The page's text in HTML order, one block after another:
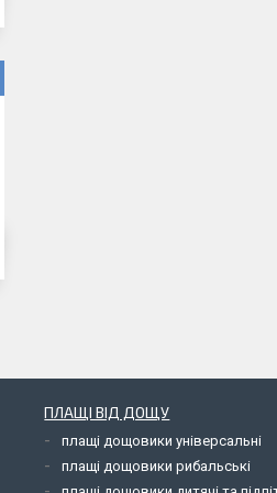
ПЛАЩІ ВІД ДОЩУ
плащі дощовики універсальні
плащі дощовики рибальські